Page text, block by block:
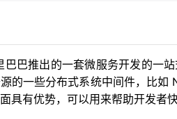
巴推出的一套微服务开发的一
的一些分布式系统中间件，比
具有优势，可以用来帮助开发者